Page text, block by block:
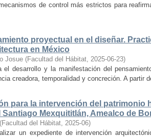
de control más estrictos para
proyectual en el diseñar.
en México
Josue (Facultad del Hábitat, 2025-06-23)
el desarrollo y la manifestación del
creadora, temporalidad y concreción. A partir
para la intervención del patrimonio
Mexquititlán, Amealco de
(Facultad del Hábitat, 2025-06)
un expediente de intervención